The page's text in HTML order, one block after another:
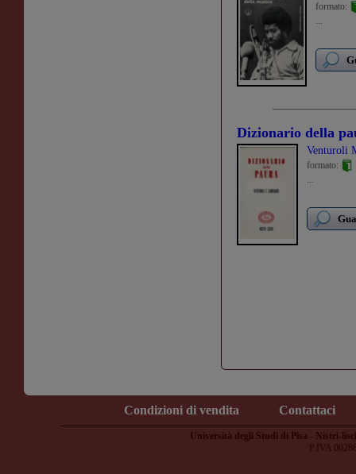
formato:
...
Dizionario della
Venturoli
formato:
...
Condizioni di vendita Contattaci
Università degli Studi di Pisa - Nistri-
P.IVA